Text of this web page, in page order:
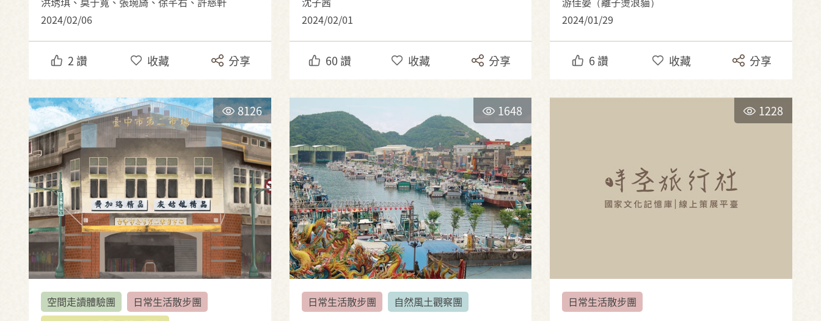
2024/02/06
2讚 收藏 分享
2024/02/01
60讚 收藏 分享
2024/01/29
6讚 收藏 分享
8126
空間走讀體驗團
日常生活散步團
1648
日常生活散步團 自然風土觀察團
1228
日常生活散步團